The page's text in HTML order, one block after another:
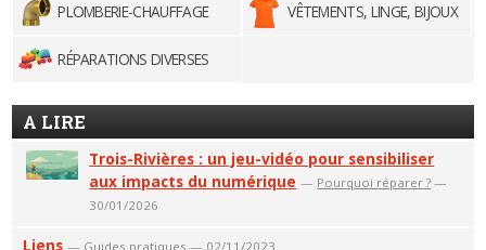
PLOMBERIE-CHAUFFAGE VÊTEMENTS, LINGE, BIJOUX
RÉPARATIONS DIVERSES
A LIRE
Trois-Rivières : un jeu-vidéo pour sensibiliser
aux impacts du numérique — Pourquoi réparer ? —
30/01/2026
Liens — Guides pratiques — 02/11/2023